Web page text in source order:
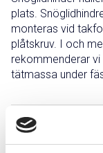
plats.
monteras vid
plåtskruv. I och
rekommenderar
tätmassa under
Grålackerad